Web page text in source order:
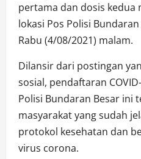
pertama dan dosis kedua
lokasi Pos Polisi
Rabu (4/08/2021) malam.
Dilansir dari postingan
sosial, pendaftaran
Polisi Bundaran Besar ini
masyarakat yang sudah
protokol kesehatan dan
virus corona.